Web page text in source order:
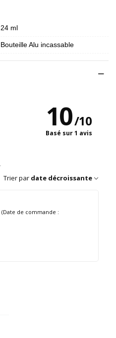
24 ml
Bouteille Alu incassable
10/10
Basé sur 1 avis
Trier par date décroissante
(Date de commande :